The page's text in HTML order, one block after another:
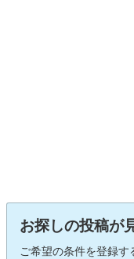
お探しの投稿が
ご希望の条件を登録